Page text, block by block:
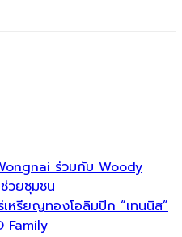
ร่วมกับ Woody
วยชุมชน
หรียญทองโอลิมปิก “เทนนิส”